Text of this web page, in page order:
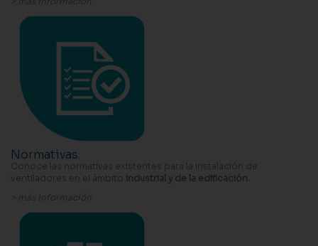
Normativas:
Conoce las normativas existentes para la instalación de
ventiladores en el ámbito industrial y de la edificación.
> más información